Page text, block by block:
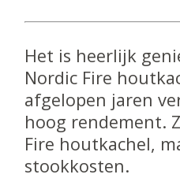
Het is heerlijk
Nordic Fire
afgelopen jaren
hoog rendement.
Fire houtkachel,
stookkosten.